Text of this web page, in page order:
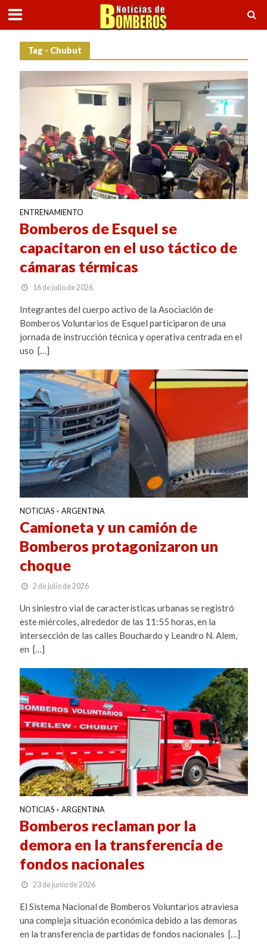
Tag - Chubut
ENTRENAMIENTO
Bomberos de Esquel se
capacitaron en el uso táctico de
cámaras térmicas
16 de julio de 2026
Integrantes del cuerpo activo de la Asociación de
Bomberos Voluntarios de Esquel participaron de una
jornada de instrucción técnica y operativa centrada en el
uso […]
NOTICIAS • ARGENTINA
Camioneta y un camión de
Bomberos protagonizaron un
choque
2 de julio de 2026
Un siniestro vial de características urbanas se registró
este miércoles, alrededor de las 11:55 horas, en la
intersección de las calles Bouchardo y Leandro N. Alem,
en […]
NOTICIAS • ARGENTINA
Bomberos reclaman por la
demora en la transferencia de
fondos nacionales
23 de junio de 2026
El Sistema Nacional de Bomberos Voluntarios atraviesa
una compleja situación económica debido a las demoras
en la transferencia de partidas de fondos nacionales […]